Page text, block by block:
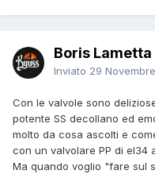
Boris Lametta
Inviato 29
Con le valvole sono
potente SS decollano ed
molto da cosa ascolti e
con un valvolare PP di el34
Ma quando voglio "fare sul